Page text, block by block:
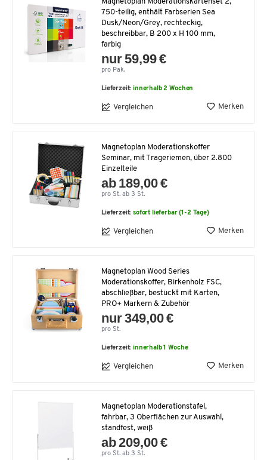
750-teilig, enthält Farbserien Sea
Dusk/Neon/Grey, rechteckig,
beschreibbar, B 200 x H 100 mm,
farbig
nur 59,99 €
pro Pak.
Lieferzeit:innerhalb 2 Wochen
Vergleichen Merken
Magnetoplan Moderationskoffer
Seminar, mit Trageriemen, über 2.800
Einzelteile
ab 189,00 €
pro St. ab 3 St.
Lieferzeit:sofort lieferbar (1-2 Tage)
Vergleichen Merken
Magnetoplan Wood Series
Moderationskoffer, Birkenholz FSC,
abschließbar, bestückt mit Karten,
PRO+ Markern & Zubehör
nur 349,00 €
pro St.
Lieferzeit:innerhalb 1 Woche
Vergleichen Merken
Magnetoplan Moderationstafel,
fahrbar, 3 Oberflächen zur Auswahl,
standfest, weiß
ab 209,00 €
pro St. ab 3 St.